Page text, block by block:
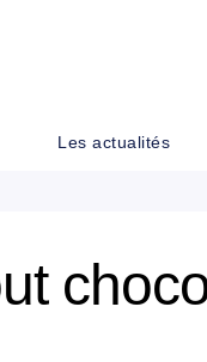
Les actualités